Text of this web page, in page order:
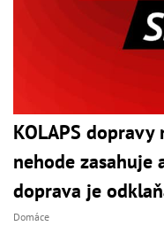
KOLAPS
nehode zasahuje
doprava je
Domáce